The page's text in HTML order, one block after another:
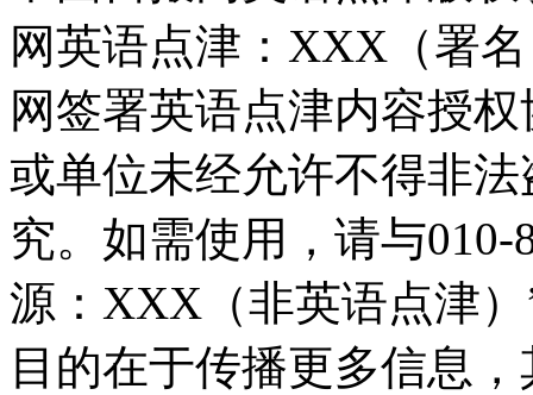
网英语点津：XXX（署
网签署英语点津内容授
或单位未经允许不得非
究。如需使用，请与010-
源：XXX（非英语点津
目的在于传播更多信息